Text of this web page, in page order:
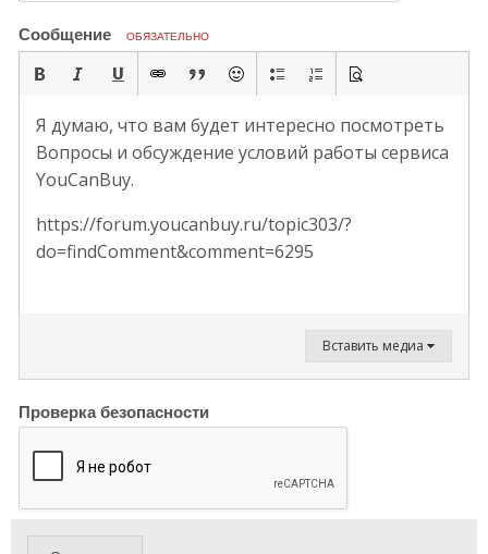
Сообщение ОБЯЗАТЕЛЬНО
Я думаю, что вам будет интересно посмотреть
Вопросы и обсуждение условий работы сервиса
YouCanBuy.
https://forum.youcanbuy.ru/topic303/?
do=findComment&comment=6295
Вставить медиа
Проверка безопасности